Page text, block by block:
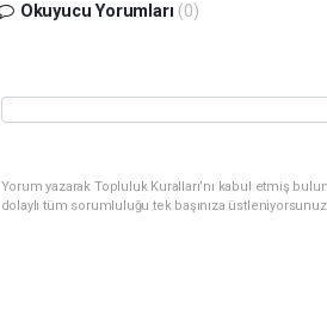
Okuyucu Yorumları (0)
Yorum yazarak Topluluk Kuralları’nı kabul etmiş
dolaylı tüm sorumluluğu tek başınıza